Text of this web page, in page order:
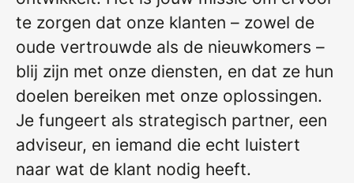
te zorgen dat onze klanten – zowel de
oude vertrouwde als de nieuwkomers –
blij zijn met onze diensten, en dat ze hun
doelen bereiken met onze oplossingen.
Je fungeert als strategisch partner, een
adviseur, en iemand die echt luistert
naar wat de klant nodig heeft.